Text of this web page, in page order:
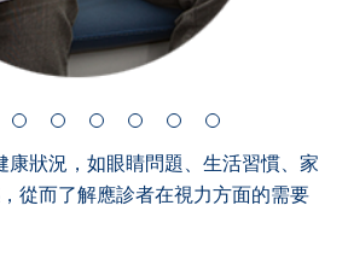
康狀況，如眼睛問題、生活習慣、家
從而了解應診者在視力方面的需要